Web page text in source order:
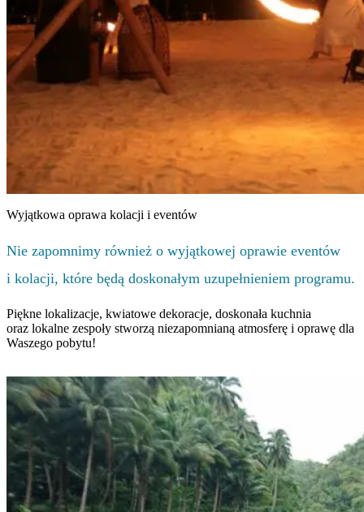
Wyjątkowa oprawa kolacji i eventów
Nie zapomnimy również o wyjątkowej oprawie eventów
i kolacji, które będą doskonałym uzupełnieniem programu.
Piękne lokalizacje, kwiatowe dekoracje, doskonała kuchnia
oraz lokalne zespoły stworzą niezapomnianą atmosferę i oprawę dla
Waszego pobytu!